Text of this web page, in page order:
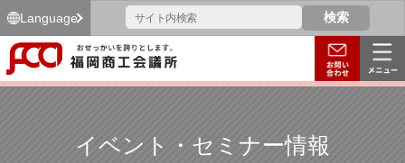
Language
イベント・セミナー情報